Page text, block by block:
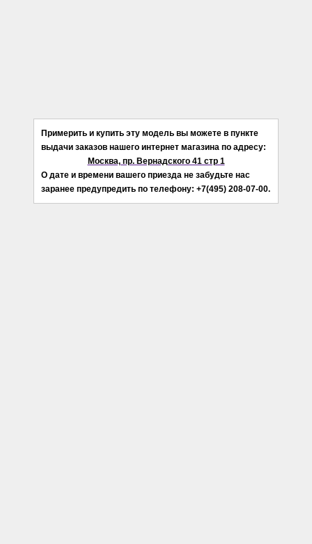
Примерить и купить эту модель вы можете в пункте
выдачи заказов нашего интернет магазина по адресу:
Москва, пр. Вернадского 41 стр 1
О дате и времени вашего приезда не забудьте нас
заранее предупредить по телефону: +7(495) 208-07-00.